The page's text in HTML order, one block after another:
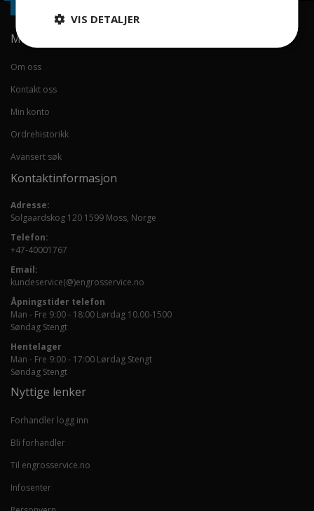
Min konto
Om oss
Kontakt oss
Min konto
Ordrehistorikk
Avansert søk
Kontaktinformasjon
Adresse:
Solgaardskog 120 1599 Moss, Norge
Telefon:
+47-40001767
Email:
kundeservice(@)engrosservice.no
Åpningstider telefon
Man - Fre 9:00 - 18:00 Lørdag 10.00-1500
Søndag Stengt
Hentelager
Man - Fre 9:00 - 17:00 Lørdag Stengt
Søndag Stengt
Nyttige lenker
Forhandler logg inn
Bli forhandler
Til engrosservice.no
Infosenter
VIS DETALJER